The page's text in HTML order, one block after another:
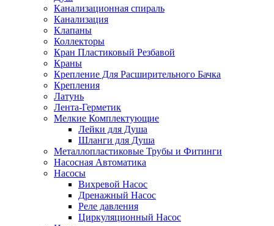
Канализационная спираль
Канализация
Клапаны
Коллекторы
Кран Пластиковый Резбавой
Краны
Крепление Для Расширительного Бачка
Крепления
Латунь
Лента-Герметик
Мелкие Комплектующие
Лейки для Душа
Шланги для Душа
Металлопластиковые Трубы и Фитинги
Насосная Автоматика
Насосы
Вихревой Насос
Дренажный Насос
Реле давления
Циркуляционный Насос